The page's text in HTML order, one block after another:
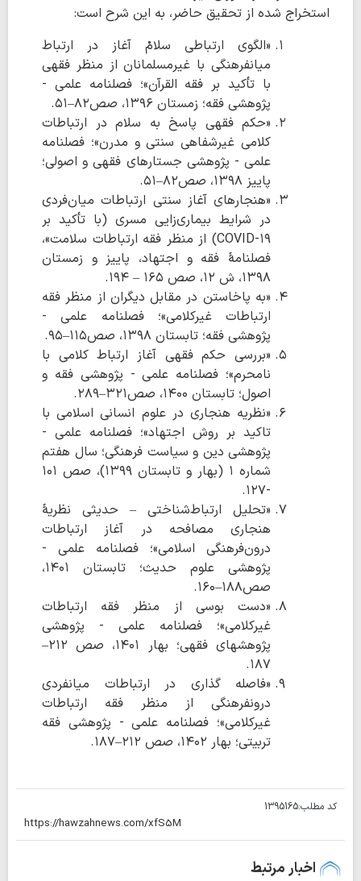
استخراج شده از تحقیق حاضر، به این شرح است:
«الگوی ارتباطی سلامْ آغاز در ارتباط
میانفرهنگی با غیرمسلمانان از منظر فقهی
با تأکید بر فقه القرآن»؛ فصلنامه علمی -
پژوهشی فقه؛ زمستان ۱۳۹۶، صص۸۲–۵۱.
«حکم فقهی پاسخ به سلام در ارتباطات
کلامی غیرشفاهی سنتی و مدرن»؛ فصلنامه
علمی - پژوهشی جستارهای فقهی و اصولی؛
پاییز ۱۳۹۸، صص۸۲–۵۱.
«هنجارهای آغاز سنتی ارتباطات میان‌فردی
در شرایط بیماری‌زایی مسری (با تأکید بر
COVID-۱۹) از منظر فقه ارتباطات سلامت»،
فصلنامۀ فقه و اجتهاد، پاییز و زمستان
۱۳۹۸، ش ۱۲، صص ۱۶۵ – ۱۹۴.
«به پاخاستن در مقابل دیگران از منظر فقه
ارتباطات غیرکلامی»؛ فصلنامه علمی -
پژوهشی فقه؛ تابستان ۱۳۹۸، صص۱۱۵–۹۵.
«بررسی حکم فقهی آغاز ارتباط کلامی با
نامحرم»؛ فصلنامه علمی - پژوهشی فقه و
اصول؛ تابستان ۱۴۰۰، صص۳۲۱–۲۸۹.
«نظریه هنجاری در علوم انسانی اسلامی با
تاکید بر روش اجتهاد»؛ فصلنامه علمی -
پژوهشی دین و سیاست فرهنگی؛ سال هفتم
شماره ۱ (بهار و تابستان ۱۳۹۹)، صص ۱۰۱
-۱۲۷.
«تحلیل ارتباط‌شناختی – حدیثی نظریۀ
هنجاری مصافحه در آغاز ارتباطات
درون‌فرهنگی اسلامی»؛ فصلنامه علمی -
پژوهشی علوم حدیث؛ تابستان ۱۴۰۱،
صص۱۸۸–۱۶۰.
«دست بوسی از منظر فقه ارتباطات
غیرکلامی»؛ فصلنامه علمی - پژوهشی
پژوهشهای فقهی؛ بهار ۱۴۰۱، صص ۲۱۲–
۱۸۷.
«فاصله گذاری در ارتباطات میانفردی
درونفرهنگی از منظر فقه ارتباطات
غیرکلامی»؛ فصلنامه علمی - پژوهشی فقه
تربیتی؛ بهار ۱۴۰۲، صص ۲۱۲–۱۸۷.
کد مطلب:1395165
اخبار مرتبط